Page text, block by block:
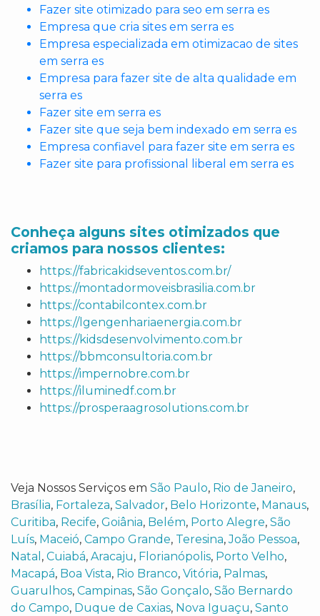
Fazer site otimizado para seo em serra es
Empresa que cria sites em serra es
Empresa especializada em otimizacao de sites
em serra es
Empresa para fazer site de alta qualidade em
serra es
Fazer site em serra es
Fazer site que seja bem indexado em serra es
Empresa confiavel para fazer site em serra es
Fazer site para profissional liberal em serra es
Conheça alguns sites otimizados que
criamos para nossos clientes:
https://fabricakidseventos.com.br/
https://montadormoveisbrasilia.com.br
https://contabilcontex.com.br
https://lgengenhariaenergia.com.br
https://kidsdesenvolvimento.com.br
https://bbmconsultoria.com.br
https://impernobre.com.br
https://iluminedf.com.br
https://prosperaagrosolutions.com.br
Veja Nossos Serviços em São Paulo, Rio de Janeiro,
Brasília, Fortaleza, Salvador, Belo Horizonte, Manaus,
Curitiba, Recife, Goiânia, Belém, Porto Alegre, São
Luís, Maceió, Campo Grande, Teresina,João Pessoa,
Natal , Cuiabá, Aracaju, Florianópolis, Porto Velho,
Macapá, Boa Vista, Rio Branco, Vitória, Palmas,
Guarulhos, Campinas, São Gonçalo, São Bernardo
do Campo, Duque de Caxias, Nova Iguaçu, Santo